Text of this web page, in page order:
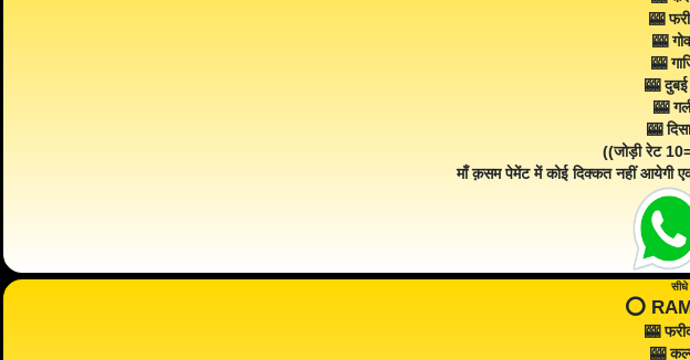
🎰
🎰
🎰
🎰
🎰
🎰
((जोड़ी रेट
माँ क़सम पेमेंट में कोई दिक्कत नहीं आयेगी
⭕️
🎰
🎰